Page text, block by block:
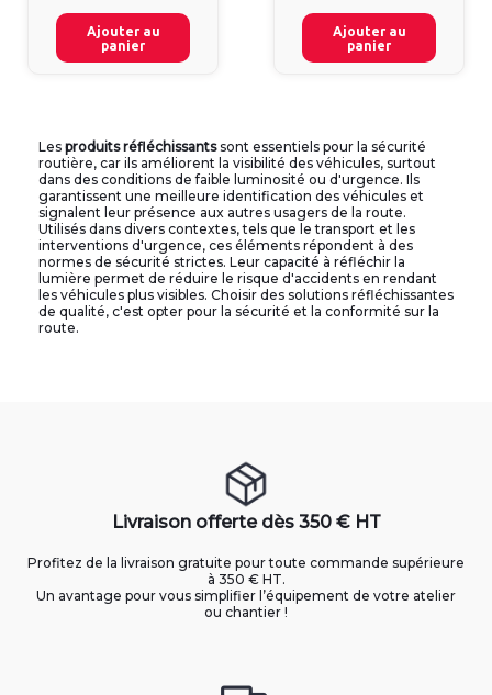
Ajouter au
panier
Ajouter au
panier
Les produits réfléchissantssont essentiels pour la sécurité
routière, car ils améliorent la visibilité des véhicules, surtout
dans des conditions de faible luminosité ou d'urgence. Ils
garantissent une meilleure identification des véhicules et
signalent leur présence aux autres usagers de la route.
Utilisés dans divers contextes, tels que le transport et les
interventions d'urgence, ces éléments répondent à des
normes de sécurité strictes. Leur capacité à réfléchir la
lumière permet de réduire le risque d'accidents en rendant
les véhicules plus visibles. Choisir des solutions réfléchissantes
de qualité, c'est opter pour la sécurité et la conformité sur la
route.
Livraison offerte dès 350 € HT
Profitez de la livraison gratuite pour toute commande supérieure
à 350 € HT.
Un avantage pour vous simplifier l’équipement de votre atelier
ou chantier !